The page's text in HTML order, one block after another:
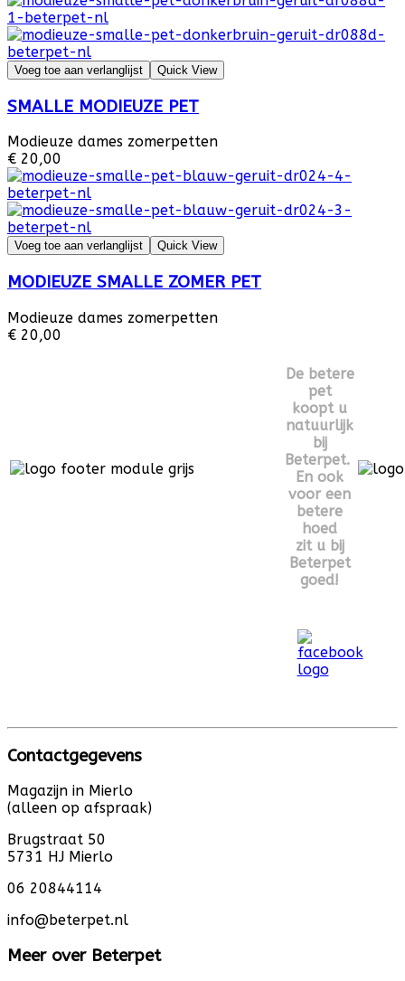
Voeg toe aan verlanglijst Quick View
SMALLE MODIEUZE PET
Modieuze dames zomerpetten
€ 20,00
Voeg toe aan verlanglijst Quick View
MODIEUZE SMALLE ZOMER PET
Modieuze dames zomerpetten
€ 20,00
De betere
pet
koopt u
natuurlijk
bij
Beterpet.
En ook
voor een
betere
hoed
zit u bij
Beterpet
goed!
Contactgegevens
Magazijn in Mierlo
(alleen op afspraak)
Brugstraat 50
5731 HJ Mierlo
06 20844114
info@beterpet.nl
Meer over Beterpet